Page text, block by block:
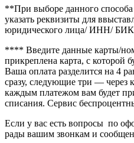
**При выборе данного
указать реквизиты для
юридического лица/ ИНН/
**** Введите данные карты/
прикреплена карта, с которой
Ваша оплата разделится на 4
сразу, следующие три — через
каждым платежом вам будет
списания. Сервис
Если у вас есть вопросы по
рады вашим звонкам и